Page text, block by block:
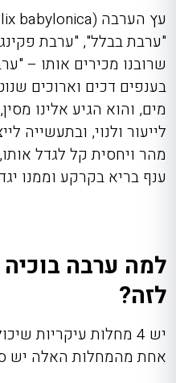
"ערבת בבלל", "ערבת
שרובנו מכירים אותו –
בענפים דכים וארוכים
מים, והוא הגיע אלינו
לייעור ולנוי, ובתעשייה
מהר ויחסית קל לגדל
ענף בריא בקרקע וממנו
למה ערבה
לזה?
יש 4 מחלות עיקריות
אחת מהמחלות האלה יש